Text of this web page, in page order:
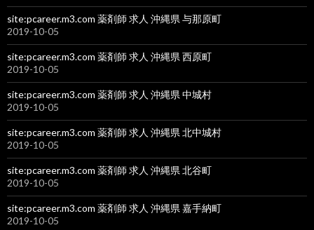
site:pcareer.m3.com 薬剤師 求人 沖縄県 与那原町
2019-10-05
site:pcareer.m3.com 薬剤師 求人 沖縄県 西原町
2019-10-05
site:pcareer.m3.com 薬剤師 求人 沖縄県 中城村
2019-10-05
site:pcareer.m3.com 薬剤師 求人 沖縄県 北中城村
2019-10-05
site:pcareer.m3.com 薬剤師 求人 沖縄県 北谷町
2019-10-05
site:pcareer.m3.com 薬剤師 求人 沖縄県 嘉手納町
2019-10-05